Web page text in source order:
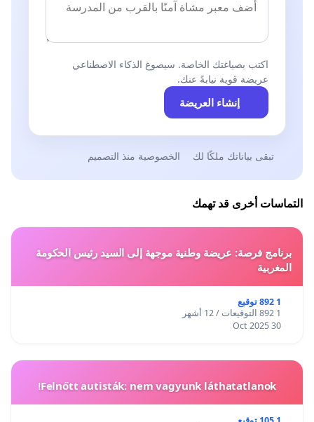
اكتب بصياغتك الخاصة. سيصوغ الذكاء الاصطناعي
عريضة قوية نيابةً عنك.
إنشاء العريضة
تبقى بياناتك ملكًا لك الخصوصية منذ التصميم
التماسات أخرى قد تهمك
برنامج فرصة: عريضة وطنية موجهة إلى السيد رئيس الحكومة
المغربية
1 892 توقيع
1 892 التوقيعات / 12 أشهر
30 Oct 2025
Felnőtt autisták: nem vagyunk láthatatlanok!